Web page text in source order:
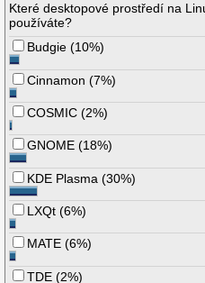
Které desktopové prostředí na
používáte?
Budgie (10%)
Cinnamon (7%)
COSMIC (2%)
GNOME (18%)
KDE Plasma (30%)
LXQt (6%)
MATE (6%)
TDE (2%)